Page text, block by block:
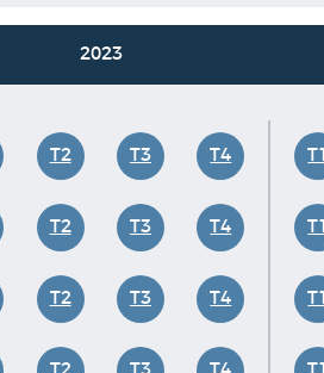
2023
T2 T3 T4
T2 T3 T4
T2 T3 T4
T1
T1
T1